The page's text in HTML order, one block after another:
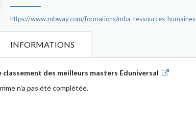
https://www.mbway.com/formations/mba-ressources-humaines
INFORMATIONS
classement des meilleurs masters Eduniversal
n'a pas été complétée.